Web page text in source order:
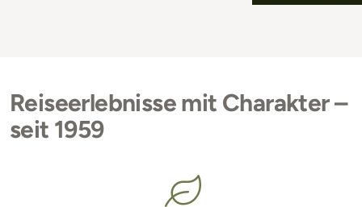
Reiseerlebnisse mit Charakter –
seit 1959